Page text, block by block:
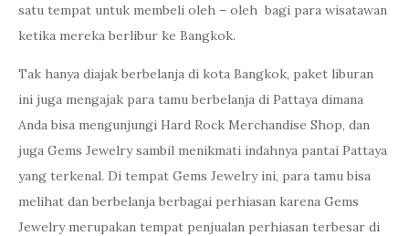
satu tempat untuk membeli oleh – oleh bagi para wisatawan
ketika mereka berlibur ke Bangkok.
Tak hanya diajak berbelanja di kota Bangkok, paket liburan
ini juga mengajak para tamu berbelanja di Pattaya dimana
Anda bisa mengunjungi Hard Rock Merchandise Shop, dan
juga Gems Jewelry sambil menikmati indahnya pantai Pattaya
yang terkenal. Di tempat Gems Jewelry ini, para tamu bisa
melihat dan berbelanja berbagai perhiasan karena Gems
Jewelry merupakan tempat penjualan perhiasan terbesar di